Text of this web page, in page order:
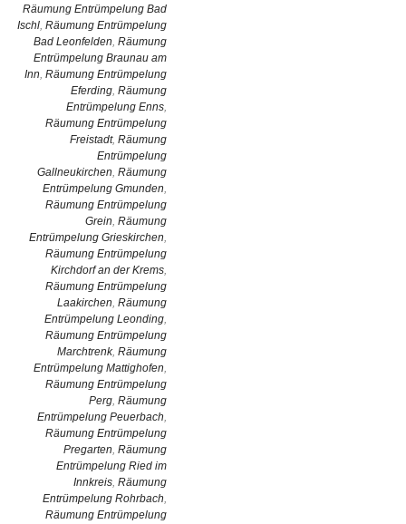
Räumung Entrümpelung Bad
Ischl, Räumung Entrümpelung
Bad Leonfelden, Räumung
Entrümpelung Braunau am
Inn, Räumung Entrümpelung
Eferding, Räumung
Entrümpelung Enns,
Räumung Entrümpelung
Freistadt, Räumung
Entrümpelung
Gallneukirchen, Räumung
Entrümpelung Gmunden,
Räumung Entrümpelung
Grein, Räumung
Entrümpelung Grieskirchen,
Räumung Entrümpelung
Kirchdorf an der Krems,
Räumung Entrümpelung
Laakirchen, Räumung
Entrümpelung Leonding,
Räumung Entrümpelung
Marchtrenk, Räumung
Entrümpelung Mattighofen,
Räumung Entrümpelung
Perg, Räumung
Entrümpelung Peuerbach,
Räumung Entrümpelung
Pregarten, Räumung
Entrümpelung Ried im
Innkreis, Räumung
Entrümpelung Rohrbach,
Räumung Entrümpelung